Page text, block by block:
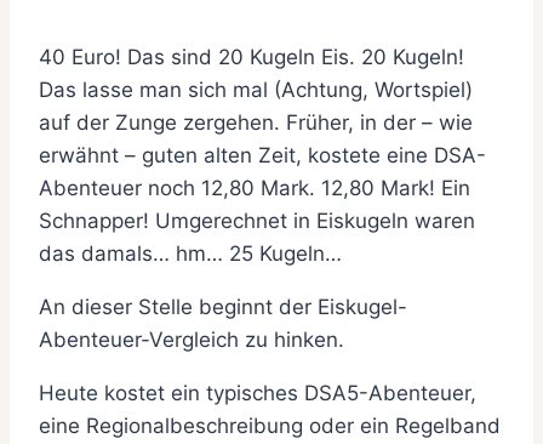
40 Euro! Das sind 20 Kugeln Eis. 20 Kugeln!
Das lasse man sich mal (Achtung, Wortspiel)
auf der Zunge zergehen. Früher, in der – wie
erwähnt – guten alten Zeit, kostete eine DSA-
Abenteuer noch 12,80 Mark. 12,80 Mark! Ein
Schnapper! Umgerechnet in Eiskugeln waren
das damals… hm… 25 Kugeln…
An dieser Stelle beginnt der Eiskugel-
Abenteuer-Vergleich zu hinken.
Heute kostet ein typisches DSA5-Abenteuer,
eine Regionalbeschreibung oder ein Regelband